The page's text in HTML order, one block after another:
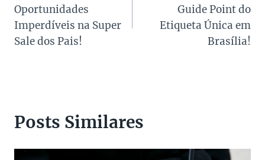
Post
Oportunidades
Imperdíveis na Super
Sale dos Pais!
Guide Point do
Etiqueta Única em
Brasília!
Posts Similares